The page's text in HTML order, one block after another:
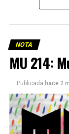
Este número
podría ser una
NOTA
MU 214:
Publicada hace 2